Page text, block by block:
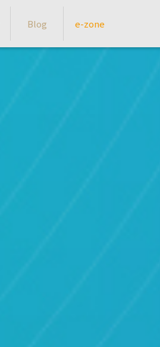
Blog e-zone